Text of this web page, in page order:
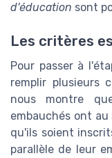
d'éducation sont
Les critères
Pour passer à
remplir plusieurs
nous montre
embauchés ont
qu'ils soient
parallèle de leur